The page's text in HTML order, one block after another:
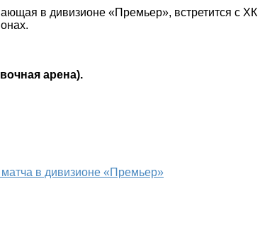
в дивизионе «Премьер», встретится с
арена).
в дивизионе «Премьер»